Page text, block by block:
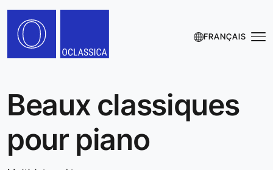
FRANÇAIS
Beaux classiques
pour piano